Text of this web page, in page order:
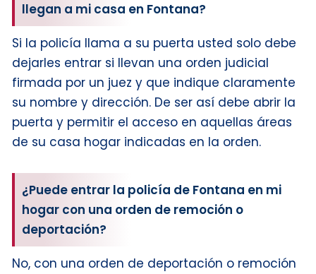
llegan a mi casa en Fontana?
Si la policía llama a su puerta usted solo debe
dejarles entrar si llevan una orden judicial
firmada por un juez y que indique claramente
su nombre y dirección. De ser así debe abrir la
puerta y permitir el acceso en aquellas áreas
de su casa hogar indicadas en la orden.
¿Puede entrar la policía de Fontana en mi
hogar con una orden de remoción o
deportación?
No, con una orden de deportación o remoción